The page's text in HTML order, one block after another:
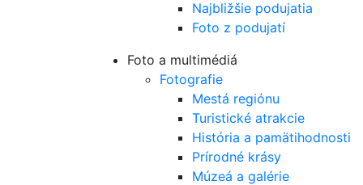
Najbližšie podujatia
Foto z podujatí
Foto a multimédiá
Fotografie
Mestá regiónu
Turistické atrakcie
História a pamätihodnosti
Prírodné krásy
Múzeá a galérie